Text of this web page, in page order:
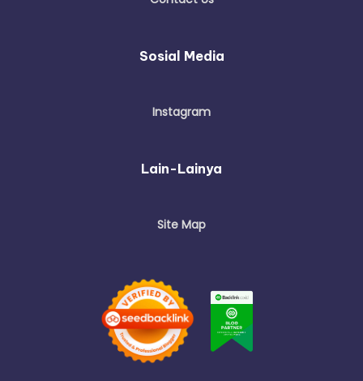
Sosial Media
Instagram
Lain-Lainya
Site Map